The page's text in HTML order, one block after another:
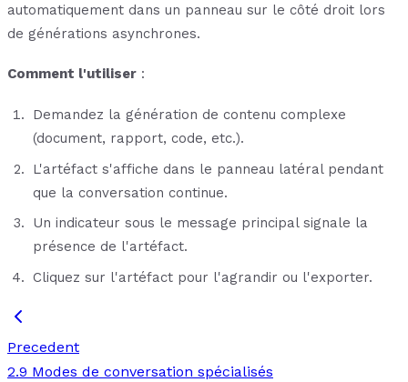
automatiquement dans un panneau sur le côté droit lors
de générations asynchrones.
Comment l'utiliser :
Demandez la génération de contenu complexe
(document, rapport, code, etc.).
L'artéfact s'affiche dans le panneau latéral pendant
que la conversation continue.
Un indicateur sous le message principal signale la
présence de l'artéfact.
Cliquez sur l'artéfact pour l'agrandir ou l'exporter.
Precedent
2.9 Modes de conversation spécialisés